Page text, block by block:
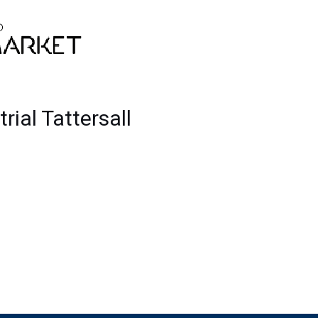
Tattersall